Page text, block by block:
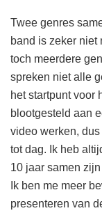
Twee genres
band is zeker niet
toch meerdere
spreken niet alle
het startpunt voor
blootgesteld aan
video werken,
tot dag. Ik heb
10 jaar samen
Ik ben me meer
presenteren van